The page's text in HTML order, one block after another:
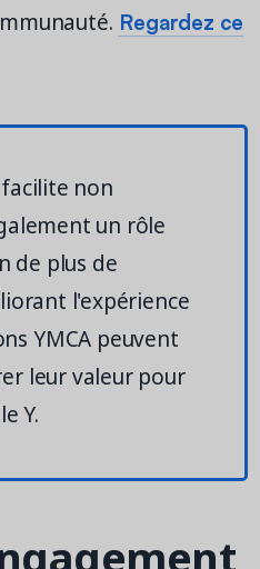
Regardez ce
non
un rôle
de plus de
l'expérience
YMCA peuvent
leur valeur pour
Y.